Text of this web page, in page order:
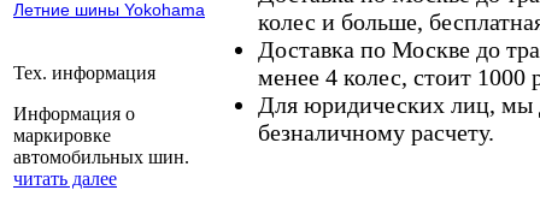
Летние шины Yokohama
Тех. информация
Информация о
маркировке
автомобильных шин.
читать далее
колес и больше,
Доставка по Москве до
менее 4 колес, стоит 1000
Для юридических лиц, мы
безналичному расчету.